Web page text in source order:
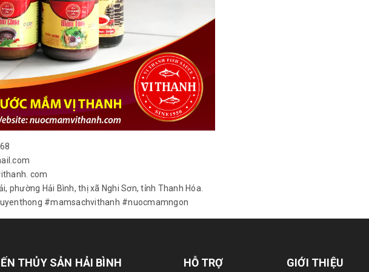
com
phường Hải Bình, thị xã Nghi Sơn, tỉnh Thanh Hóa.
#mamsachvithanh #nuocmamngon
THỦY SẢN HẢI BÌNH HỖ TRỢ GIỚI THIỆU